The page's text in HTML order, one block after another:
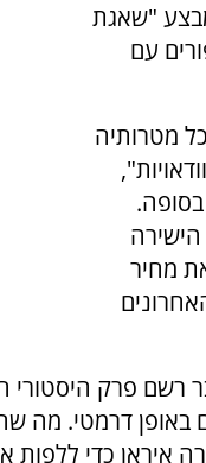
"שאגת
עם
מטרותיה
מחיר
רשם פרק היסטורי
דרמטי. מה
כדי ללפות